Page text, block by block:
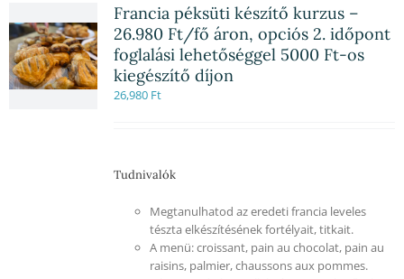
Francia péksüti készítő kurzus –
26.980 Ft/fő áron, opciós 2. időpont
foglalási lehetőséggel 5000 Ft-os
kiegészítő díjon
26,980 Ft
Tudnivalók
Megtanulhatod az eredeti francia leveles
tészta elkészítésének fortélyait, titkait.
A menü: croissant, pain au chocolat, pain au
raisins, palmier, chaussons aux pommes.